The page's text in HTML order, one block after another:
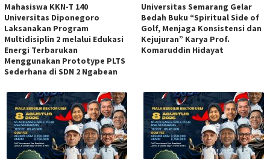
Mahasiswa KKN-T 140
Universitas Diponegoro
Laksanakan Program
Multidisiplin 2 melalui Edukasi
Energi Terbarukan
Menggunakan Prototype PLTS
Sederhana di SDN 2 Ngabean
Universitas Semarang Gelar
Bedah Buku “Spiritual Side of
Golf, Menjaga Konsistensi dan
Kejujuran” Karya Prof.
Komaruddin Hidayat